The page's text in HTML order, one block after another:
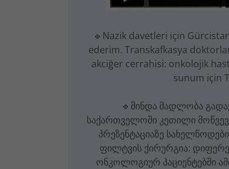
🔹Nazik davetleri için
ederim. Transkafkasya
akciğer cerrahisi: onkolojik
sunum için
🔹მინდა მადლობა
საქართველოში კეთილი
პრეზენტაციაზე
ფილტვის ქირურგია:
ონკოლოგიურ პაციენტებში